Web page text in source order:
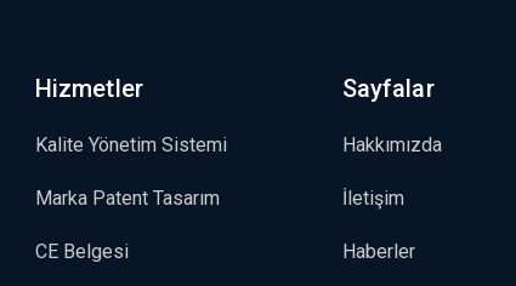
Hizmetler
Kalite Yönetim Sistemi
Marka Patent Tasarım
CE Belgesi
Sayfalar
Hakkımızda
İletişim
Haberler